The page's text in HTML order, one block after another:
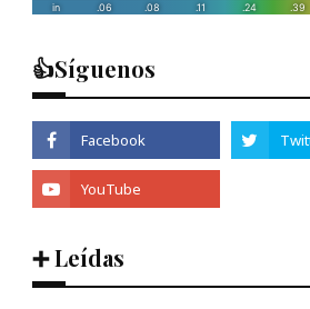
👍Síguenos
➕ Leídas